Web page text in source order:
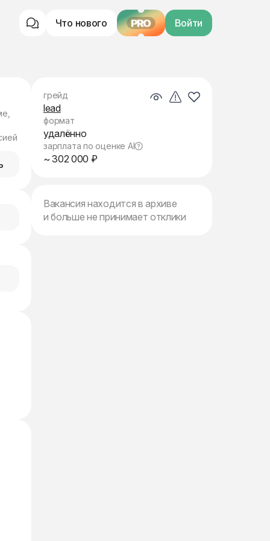
Что нового PRO Войти
грейд
lead
формат
удалённо
зарплата по оценке AI
~ 302 000 ₽
Вакансия находится в архиве
и больше не принимает отклики